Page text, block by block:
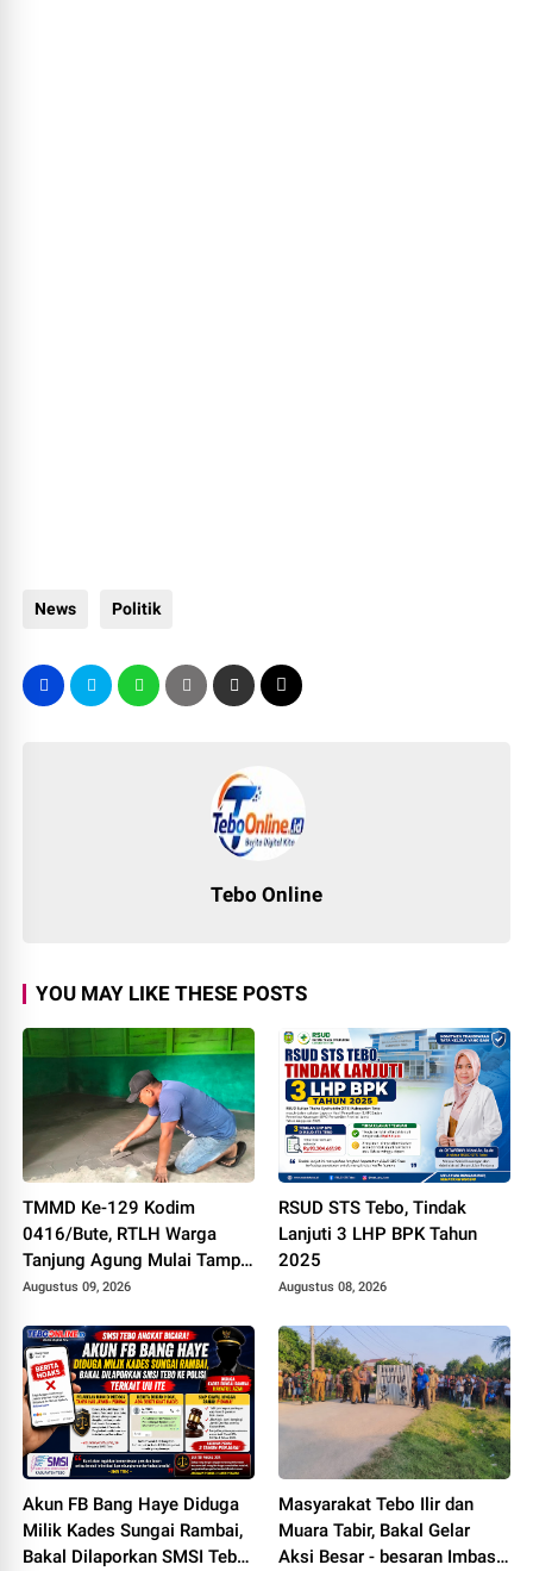
News Politik
Tebo Online
YOU MAY LIKE THESE POSTS
TMMD Ke-129 Kodim
0416/Bute, RTLH Warga
Tanjung Agung Mulai Tampil
Lebih Rapi dan Layak Huni
Augustus 09, 2026
RSUD STS Tebo, Tindak
Lanjuti 3 LHP BPK Tahun
2025
Augustus 08, 2026
Akun FB Bang Haye Diduga
Milik Kades Sungai Rambai,
Bakal Dilaporkan SMSI Tebo
Masyarakat Tebo Ilir dan
Muara Tabir, Bakal Gelar
Aksi Besar - besaran Imbas